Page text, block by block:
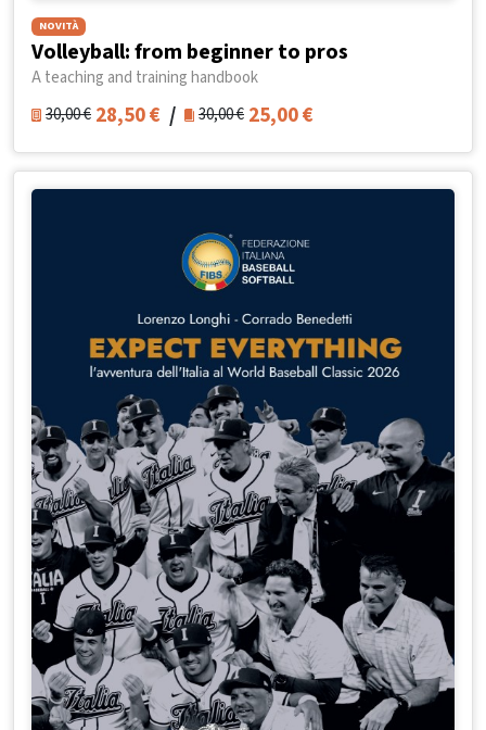
NOVITÀ
Volleyball: from beginner to pros
A teaching and training handbook
30,00€ 28,50€ / 30,00€ 25,00€